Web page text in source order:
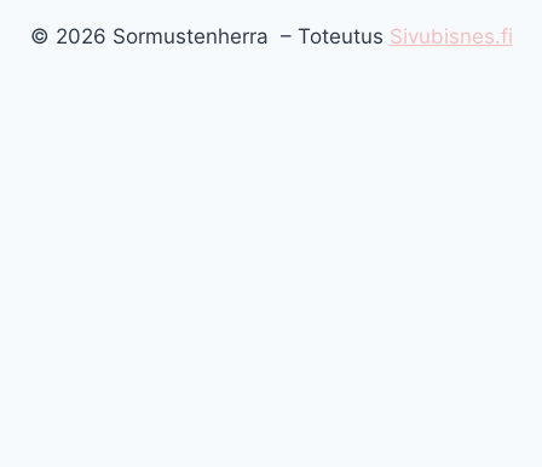
© 2026 Sormustenherra – Toteutus Sivubisnes.fi